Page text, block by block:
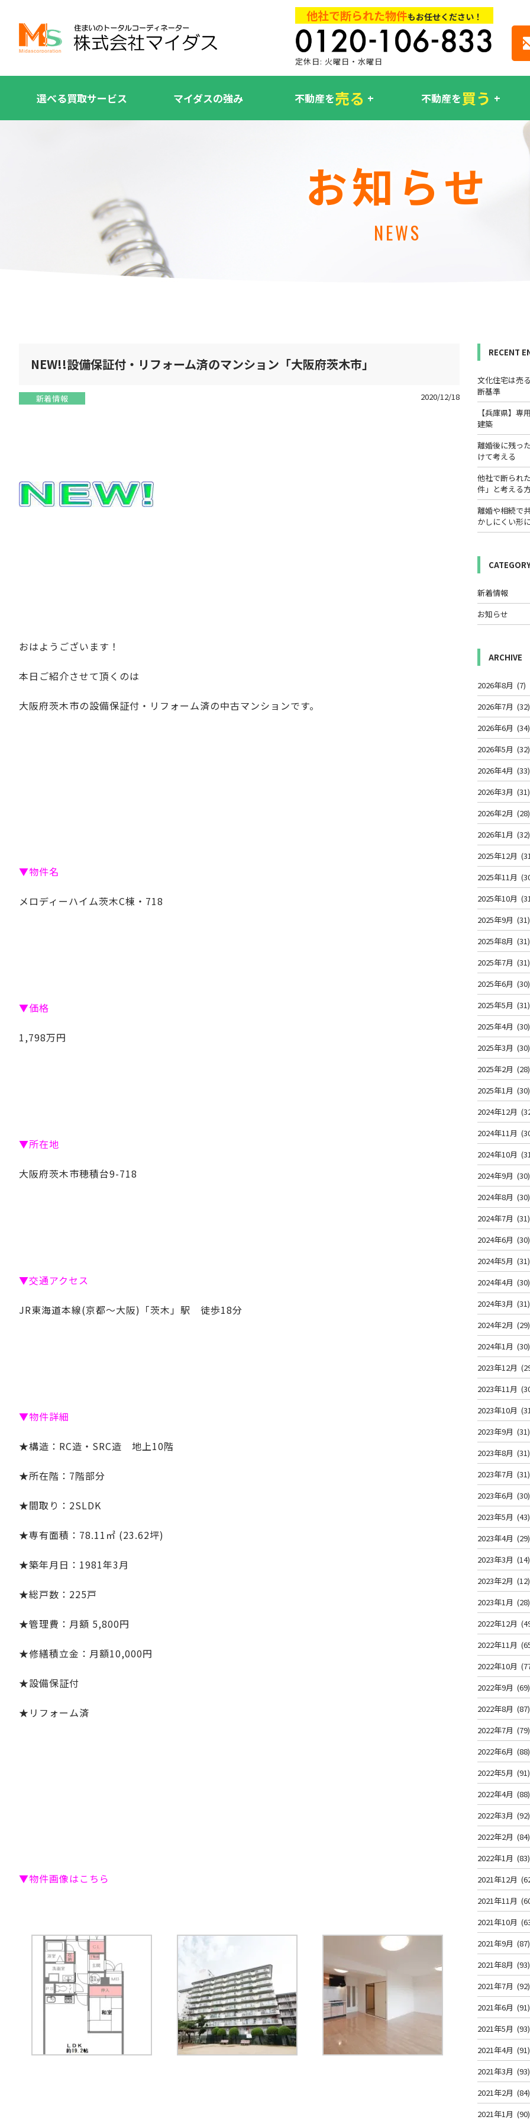
他社で断られた物件もお任せください！
定休日: 火曜日・水曜日
選べる買取サービス マイダスの強み 不動産を売る 不動産を買う
お知らせ
NEWS
NEW!!設備保証付・リフォーム済のマンション「大阪府茨木市」
新着情報 2020/12/18
おはようございます！
本日ご紹介させて頂くのは
大阪府茨木市の設備保証付・リフォーム済の中古マンションです。
▼物件名
メロディーハイム茨木C棟・718
▼価格
1,798万円
▼所在地
大阪府茨木市穂積台9-718
▼交通アクセス
JR東海道本線(京都～大阪)「茨木」駅 徒歩18分
▼物件詳細
★構造：RC造・SRC造 地上10階
★所在階：7階部分
★間取り：2SLDK
★専有面積：78.11㎡ (23.62坪)
★築年月日：1981年3月
★総戸数：225戸
★管理費：月額 5,800円
★修繕積立金：月額10,000円
★設備保証付
★リフォーム済
▼物件画像はこちら
RECENT
文化住宅は売
断基準
【兵庫県】
建築
離婚後に残っ
けて考える
他社で断られ
件」と考える
離婚や相続で
かしにくい形
新着情報
お知らせ
ARCHIVE
2026年8月 (7)
2026年7月 (32)
2026年6月 (34)
2026年5月 (32)
2026年4月 (33)
2026年3月 (31)
2026年2月 (28)
2026年1月 (32)
2025年12月
2025年11月
2025年10月
2025年9月 (31)
2025年8月 (31)
2025年7月 (31)
2025年6月 (30)
2025年5月 (31)
2025年4月 (30)
2025年3月 (30)
2025年2月 (28)
2025年1月 (30)
2024年12月
2024年11月
2024年10月
2024年9月 (30)
2024年8月 (30)
2024年7月 (31)
2024年6月 (30)
2024年5月 (31)
2024年4月 (30)
2024年3月 (31)
2024年2月 (29)
2024年1月 (30)
2023年12月
2023年11月
2023年10月
2023年9月 (31)
2023年8月 (31)
2023年7月 (31)
2023年6月 (30)
2023年5月 (43)
2023年4月 (29)
2023年3月 (14)
2023年2月 (12)
2023年1月 (28)
2022年12月
2022年11月
2022年10月
2022年9月 (69)
2022年8月 (87)
2022年7月 (79)
2022年6月 (88)
2022年5月 (91)
2022年4月 (88)
2022年3月 (92)
2022年2月 (84)
2022年1月 (83)
2021年12月
2021年11月
2021年10月
2021年9月 (87)
2021年8月 (93)
2021年7月 (92)
2021年6月 (91)
2021年5月 (93)
2021年4月 (91)
2021年3月 (93)
2021年2月 (84)
2021年1月 (90)